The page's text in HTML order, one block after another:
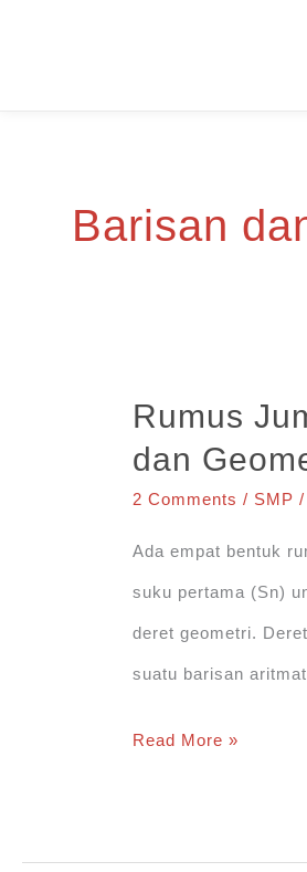
Barisan
Rumus
dan
2 Comments / SMP
Ada empat bentuk
suku pertama (Sn)
deret geometri.
suatu barisan
Rumus
Suku
Read More »